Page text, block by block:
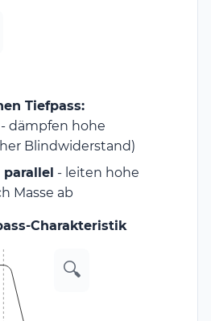
Tiefpass:
- dämpfen hohe
Blindwiderstand)
parallel - leiten hohe
Masse ab
Charakteristik
🔍